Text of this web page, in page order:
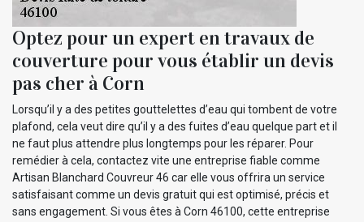
Optez pour un expert en travaux de
couverture pour vous établir un devis
pas cher à Corn
Lorsqu’il y a des petites gouttelettes d’eau qui tombent de votre
plafond, cela veut dire qu’il y a des fuites d’eau quelque part et il
ne faut plus attendre plus longtemps pour les réparer. Pour
remédier à cela, contactez vite une entreprise fiable comme
Artisan Blanchard Couvreur 46 car elle vous offrira un service
satisfaisant comme un devis gratuit qui est optimisé, précis et
sans engagement. Si vous êtes à Corn 46100, cette entreprise